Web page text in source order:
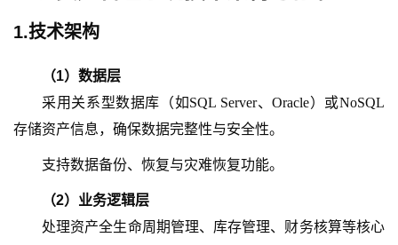
1.技术架构
（1） 数据层
采用关系型数据库（如SQL Server、Oracle）或NoSQL
存储资产信息，确保数据完整性与安全性。
支持数据备份、恢复与灾难恢复功能。
（2） 业务逻辑层
处理资产全生命周期管理、库存管理、财务核算等核心